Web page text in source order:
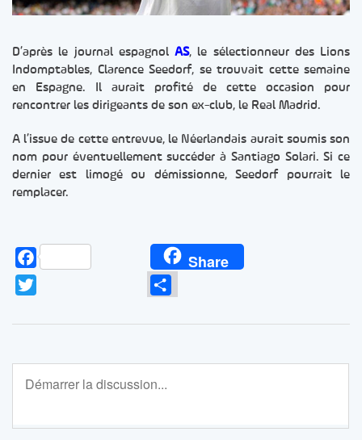
D’après le journal espagnol AS, le sélectionneur des Lions
Indomptables, Clarence Seedorf, se trouvait cette semaine
en Espagne. Il aurait profité de cette occasion pour
rencontrer les dirigeants de son ex-club, le Real Madrid.
A l’issue de cette entrevue, le Néerlandais aurait soumis son
nom pour éventuellement succéder à Santiago Solari. Si ce
dernier est limogé ou démissionne, Seedorf pourrait le
remplacer.
Facebook Share